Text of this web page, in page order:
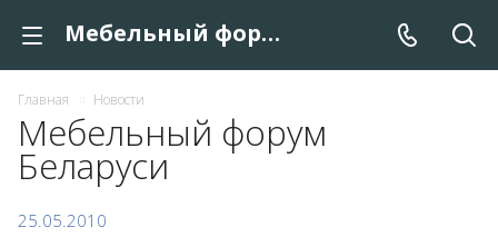
Мебельный форум Беларуси
Главная Новости
Мебельный форум
Беларуси
25.05.2010